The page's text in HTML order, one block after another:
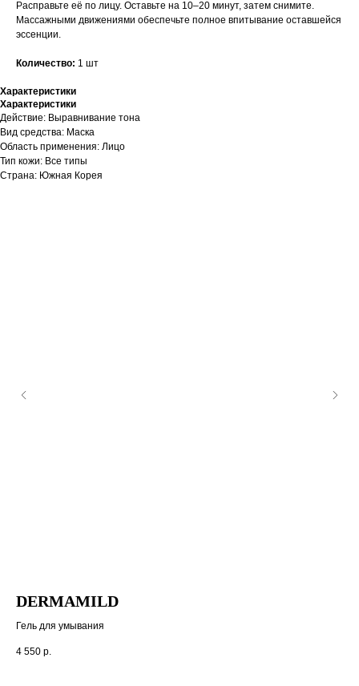
Расправьте её по лицу. Оставьте на 10–20 минут, затем снимите.
Массажными движениями обеспечьте полное впитывание оставшейся
эссенции.
Количество: 1 шт
Характеристики
Характеристики
Действие: Выравнивание тона
Вид средства: Маска
Область применения: Лицо
Тип кожи: Все типы
Страна: Южная Корея
DERMAMILD
Гель для умывания
4 550 р.